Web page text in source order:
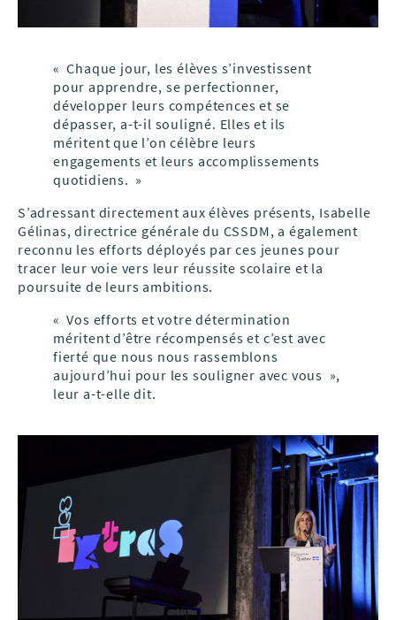
« Chaque jour, les élèves s’investissent
pour apprendre, se perfectionner,
développer leurs compétences et se
dépasser, a-t-il souligné. Elles et ils
méritent que l’on célèbre leurs
engagements et leurs accomplissements
quotidiens. »
S’adressant directement aux élèves présents, Isabelle
Gélinas, directrice générale du CSSDM, a également
reconnu les efforts déployés par ces jeunes pour
tracer leur voie vers leur réussite scolaire et la
poursuite de leurs ambitions.
« Vos efforts et votre détermination
méritent d’être récompensés et c’est avec
fierté que nous nous rassemblons
aujourd’hui pour les souligner avec vous »,
leur a-t-elle dit.